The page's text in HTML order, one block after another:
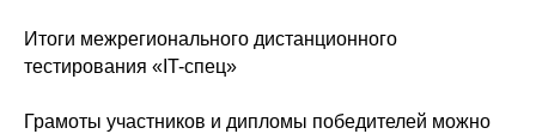
Итоги межрегионального дистанционного
тестирования «IT-спец»
Грамоты участников и дипломы победителей можно